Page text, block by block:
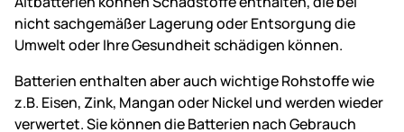
nicht sachgemäßer Lagerung oder Entsorgung die
Umwelt oder Ihre Gesundheit schädigen können.
Batterien enthalten aber auch wichtige Rohstoffe wie
z.B. Eisen, Zink, Mangan oder Nickel und werden wieder
verwertet. Sie können die Batterien nach Gebrauch